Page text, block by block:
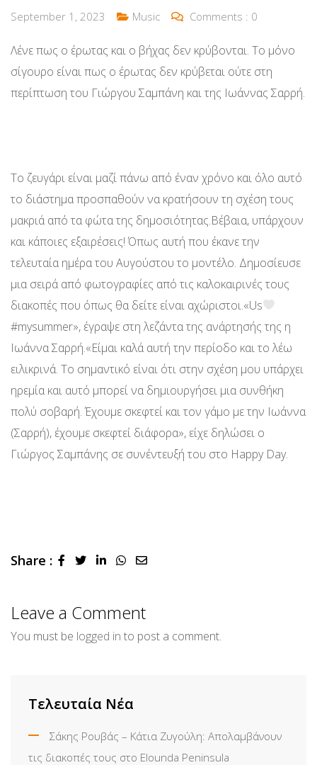
September 1, 2023 Music Comments : 0
Λένε πως ο έρωτας και ο βήχας δεν κρύβονται. Το μόνο
σίγουρο είναι πως ο έρωτας δεν κρύβεται ούτε στη
περίπτωση του Γιώργου Σαμπάνη και της Ιωάννας Σαρρή.
Το ζευγάρι είναι μαζί πάνω από έναν χρόνο και όλο αυτό
το διάστημα προσπαθούν να κρατήσουν τη σχέση τους
μακριά από τα φώτα της δημοσιότητας.Βέβαια, υπάρχουν
και κάποιες εξαιρέσεις! Όπως αυτή που έκανε την
τελευταία ημέρα του Αυγούστου το μοντέλο. Δημοσίευσε
μια σειρά από φωτογραφίες από τις καλοκαιρινές τους
διακοπές που όπως θα δείτε είναι αχώριστοι.«Us
#mysummer», έγραψε στη λεζάντα της ανάρτησής της η
Ιωάννα Σαρρή.«Είμαι καλά αυτή την περίοδο και το λέω
ειλικρινά. Το σημαντικό είναι ότι στην σχέση μου υπάρχει
ηρεμία και αυτό μπορεί να δημιουργήσει μια συνθήκη
πολύ σοβαρή. Έχουμε σκεφτεί και τον γάμο με την Ιωάννα
(Σαρρή), έχουμε σκεφτεί διάφορα», είχε δηλώσει ο
Γιώργος Σαμπάνης σε συνέντευξή του στο Happy Day.
Share : LinkedInWhatsapp
Share
Leave a Comment
You must be logged in to post a comment.
Τελευταία Νέα
Σάκης Ρουβάς – Κάτια Ζυγούλη: Απολαμβάνουν
τις διακοπές τους στο Elounda Peninsula